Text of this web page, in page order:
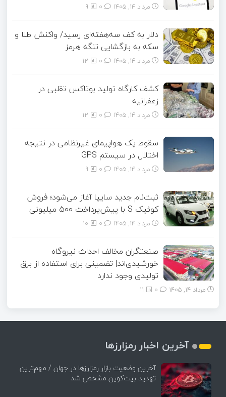
مرداد ۱۴, ۱۴۰۵ 9
دلار به کف سه‌هفته‌ای رسید/ واکنش طلا و
سکه به بازگشایی تنگه هرمز
مرداد ۱۴, ۱۴۰۵ 12
کشف کارگاه تولید بوتاکس تقلبی در
زعفرانیه
مرداد ۱۴, ۱۴۰۵ 12
سقوط یک هواپیمای غیرنظامی در نتیجه
اختلال در سیستم‌ GPS
مرداد ۱۴, ۱۴۰۵ 9
ثبت‌نام جدید سایپا آغاز می‌شود؛ فروش
کوئیک S با پیش‌پرداخت ۵۰۰ میلیونی
مرداد ۱۴, ۱۴۰۵ 10
صنعتگران مخالف احداث نیروگاه
خورشیدی‌اند| تضمینی برای استفاده از برق
تولیدی وجود ندارد
مرداد ۱۴, ۱۴۰۵ 11
آخرین اخبار رمزارزها
آخرین وضعیت بازار رمزارزها در جهان / مهم‌ترین
تهدید بیت‌کوین مشخص شد